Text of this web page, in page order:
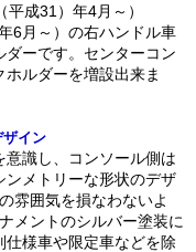
平成31）年4月～）
6月～）の右ハンドル車
ーです。センターコン
ルダーを増設出来ま
イン
意識し、コンソール側は
メトリーな形状のデザ
雰囲気を損なわないよ
メントのシルバー塗装に
様車や限定車などを除